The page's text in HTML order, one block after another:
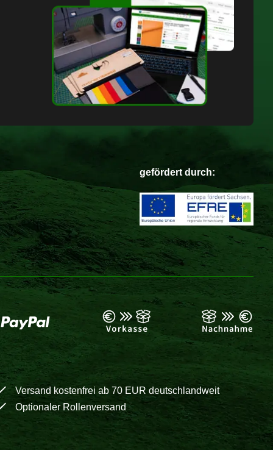
gefördert durch:
Versand kostenfrei ab 70 EUR deutschlandweit
Optionaler Rollenversand